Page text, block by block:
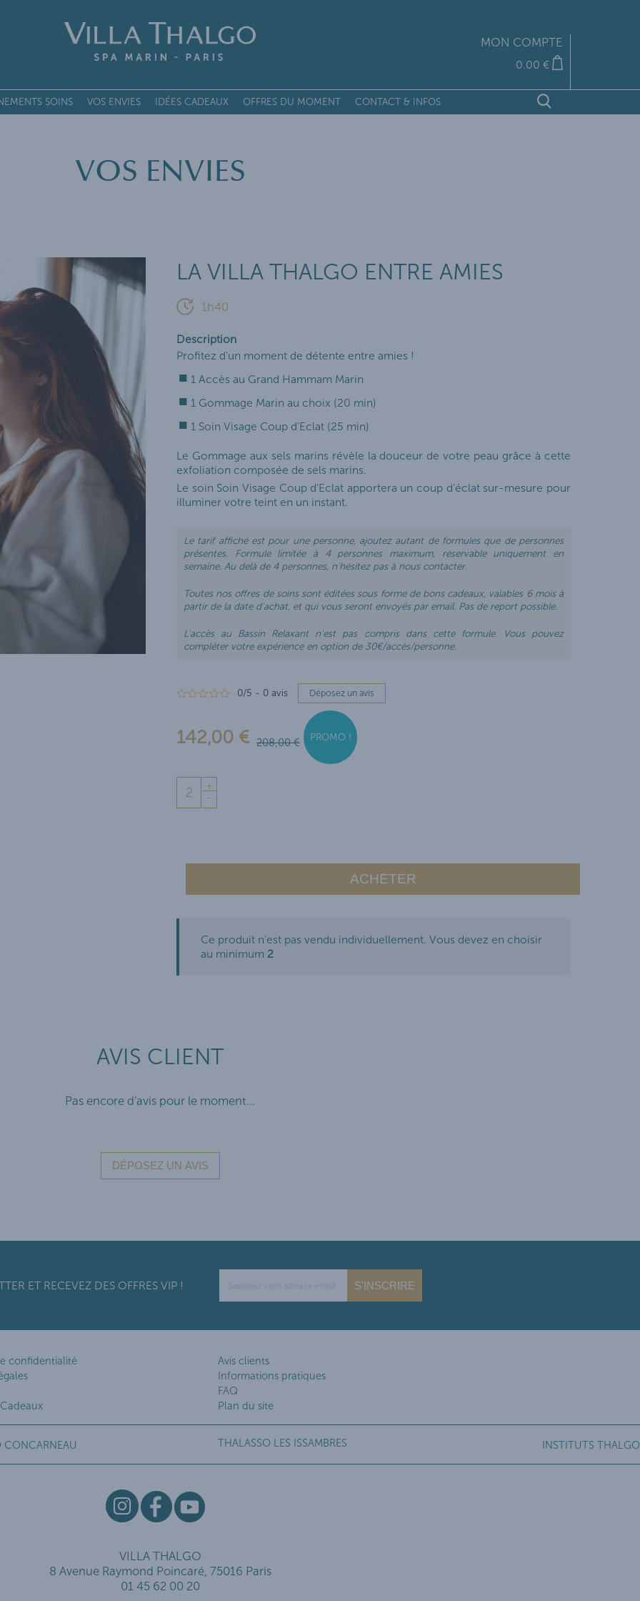
MON COMPTE
0.00 €
PREMIUM GLOBAL
RITUELS
DE LA VILLA
CURES DE SOINS
ET JEUNE MAMAN
SOINS VOS ENVIES IDÉES CADEAUX OFFRES DU MOMENT CONTACT & INFOS
VOS ENVIES
LA VILLA THALGO ENTRE AMIES
1h40
Description
Profitez d'un moment de détente entre amies !
1 Accès au Grand Hammam Marin
1 Gommage Marin au choix (20 min)
1 Soin Visage Coup d'Eclat (25 min)
Le Gommage aux sels marins révèle la douceur de votre peau grâce à cette
exfoliation composée de sels marins.
Le soin Soin Visage Coup d'Eclat apportera un coup d'éclat sur-mesure pour
illuminer votre teint en un instant.
Le tarif affiché est pour une personne, ajoutez autant de formules que de personnes
présentes. Formule limitée à 4 personnes maximum, réservable uniquement en
semaine. Au delà de 4 personnes, n'hésitez pas à nous contacter.
Toutes nos offres de soins sont éditées sous forme de bons cadeaux, valables 6 mois à
partir de la date d'achat, et qui vous seront envoyés par email. Pas de report possible.
L'accès au Bassin Relaxant n'est pas compris dans cette formule. Vous pouvez
compléter votre expérience en option de 30€/accès/personne.
0/5 - 0 avis Déposez un avis
142,00 € 208,00 € PROMO !
+
-
ACHETER
Ce produit n'est pas vendu individuellement. Vous devez en choisir
au minimum 2
AVIS CLIENT
Pas encore d'avis pour le moment...
ET RECEVEZ DES OFFRES VIP ! S'INSCRIRE
confidentialité
Avis clients
Informations pratiques
FAQ
Plan du site
CONCARNEAU THALASSO LES ISSAMBRES INSTITUTS THALGO
VILLA THALGO
8 Avenue Raymond Poincaré, 75016 Paris
01 45 62 00 20